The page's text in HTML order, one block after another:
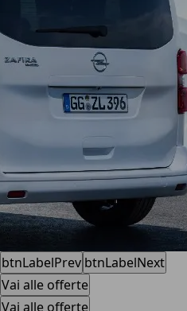
btnLabelPrev btnLabelNext
Vai alle offerte
Vai alle offerte